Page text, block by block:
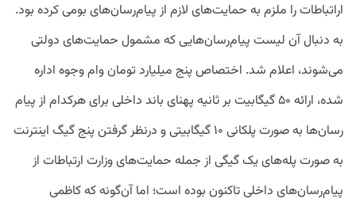
اراتباطات را ملزم به حمایت‌های لازم از پیام‌رسان‌های بومی کرده بود.
به دنبال آن لیست پیام‌رسان‌هایی که مشمول حمایت‌های دولتی
می‌شوند، اعلام شد. اختصاص پنج میلیارد تومان وام وجوه اداره
شده، ارائه ۵۰ گیگابیت بر ثانیه پهنای باند داخلی برای هرکدام از پیام
رسان‌ها به صورت پلکانی ۱۰ گیگابیتی و درنظر گرفتن پنج گیگ اینترنت
به صورت پله‌های یک گیگی از جمله حمایت‌های وزارت ارتباطات از
پیام‌رسان‌های داخلی تاکنون بوده است؛ اما آن‌گونه که کاظمی